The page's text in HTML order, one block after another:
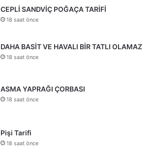
CEPLİ SANDVİÇ POĞAÇA TARİFİ
18 saat önce
DAHA BASİT VE HAVALI BİR TATLI OLAMAZ
18 saat önce
ASMA YAPRAĞI ÇORBASI
18 saat önce
Pişi Tarifi
18 saat önce